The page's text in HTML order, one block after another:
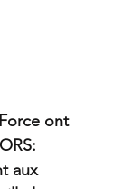
ont
aux